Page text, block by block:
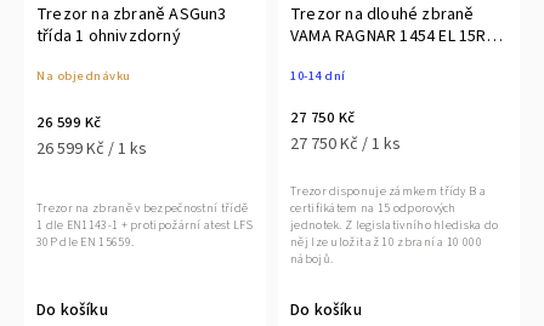
Trezor na zbraně ASGun3
třída 1 ohnivzdorný
Na objednávku
26 599 Kč
26 599 Kč / 1 ks
Do košíku
Trezor na zbraně v bezpečnostní třídě
1 dle EN1143-1 + protipožární atest LFS
30P dle EN 15659.
Trezor na dlouhé zbraně
VAMA RAGNAR 1454 EL 15RU
10-14 dní
27 750 Kč
27 750 Kč / 1 ks
Do košíku
Trezor disponuje zámkem třídy B a
certifikátem na 15 odporových
jednotek. Z legislativního hlediska do
něj lze uložit až 10 zbraní a 10 000
nábojů.